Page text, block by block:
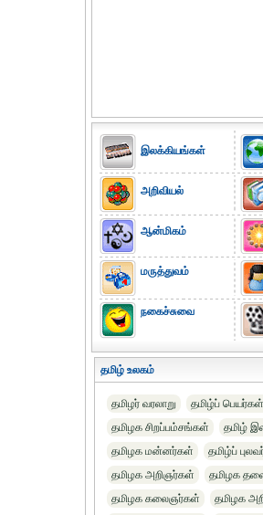
இலக்கியங்கள்
அறிவியல்
ஆன்மிகம்
மருத்துவம்
நகைச்சுவை
தமிழ் உலகம்
தமிழர் வரலாறு
தமிழ்ப்
தமிழக சிறப்பம்சங்கள்
தமிழ்
தமிழக மன்னர்கள்
தமிழ்ப்
தமிழக அறிஞர்கள்
தமிழக
தமிழக கலைஞர்கள்
தமிழக